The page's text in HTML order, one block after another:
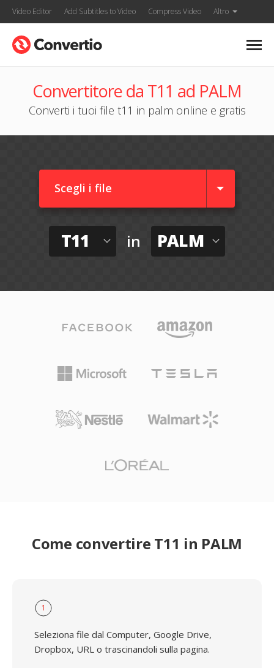
Video Editor Add Subtitles to Video Compress Video Altro
Convertitore da T11 ad PALM
Converti i tuoi file t11 in palm online e gratis
Scegli i file
T11 in PALM
Come convertire T11 in PALM
1
Seleziona file dal Computer, Google Drive,
Dropbox, URL o trascinandoli sulla pagina.